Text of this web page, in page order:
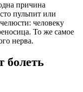
причина
пульпит или
человеку
То же самое
нерва.
болеть